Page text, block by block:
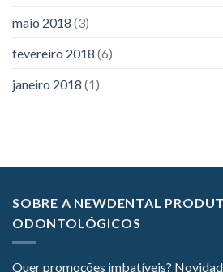
maio 2018 (3)
fevereiro 2018 (6)
janeiro 2018 (1)
SOBRE A NEWDENTAL
ODONTOLÓGICOS
Quer promoções imbatíveis?